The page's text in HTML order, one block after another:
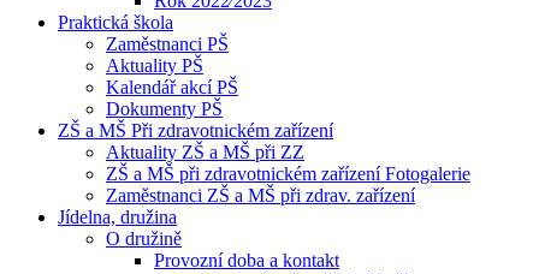
Praktická škola
Zaměstnanci PŠ
Aktuality PŠ
Kalendář akcí PŠ
Dokumenty PŠ
ZŠ a MŠ Při zdravotnickém zařízení
Aktuality ZŠ a MŠ při ZZ
ZŠ a MŠ při zdravotnickém zařízení Fotogalerie
Zaměstnanci ZŠ a MŠ při zdrav. zařízení
Jídelna, družina
O družině
Provozní doba a kontakt